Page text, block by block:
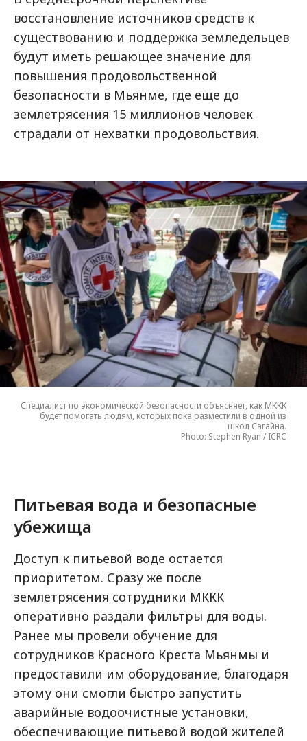
восстановление источников средств к
существованию и поддержка земледельцев
будут иметь решающее значение для
повышения продовольственной
безопасности в Мьянме, где еще до
землетрясения 15 миллионов человек
страдали от нехватки продовольствия.
Специалист по экономической безопасности объясняет, как МККК
будет помогать людям, которых пока разместили в одной из
школ Сагайна.
Photo: Stephen Ryan / ICRC
Питьевая вода и безопасные
убежища
Доступ к питьевой воде остается
приоритетом. Сразу же после
землетрясения сотрудники МККК
оперативно раздали фильтры для воды.
Ранее мы провели обучение для
сотрудников Красного Креста Мьянмы и
предоставили им оборудование, благодаря
этому они смогли быстро запустить
аварийные водоочистные установки,
обеспечивающие питьевой водой жителей